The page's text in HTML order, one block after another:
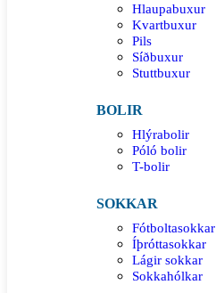
Hlaupabuxur
Kvartbuxur
Pils
Síðbuxur
Stuttbuxur
BOLIR
Hlýrabolir
Póló bolir
T-bolir
SOKKAR
Fótboltasokkar
Íþróttasokkar
Lágir sokkar
Sokkahólkar